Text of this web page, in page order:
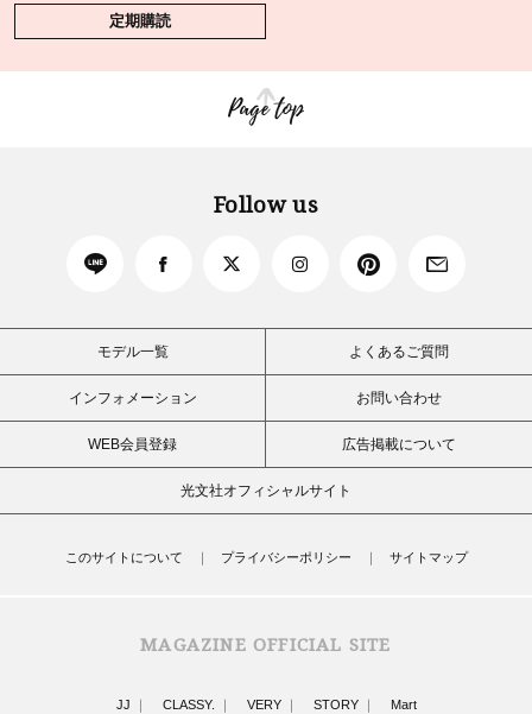
定期購読
Page top
Follow us
モデル一覧 よくあるご質問
インフォメーション お問い合わせ
WEB会員登録 広告掲載について
光文社オフィシャルサイト
このサイトについて プライバシーポリシー サイトマップ
MAGAZINE OFFICIAL SITE
JJ CLASSY. VERY STORY Mart